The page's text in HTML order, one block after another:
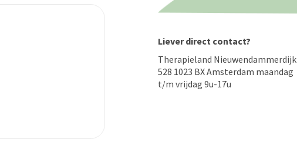
Liever direct contact?
Therapieland Nieuwendammerdijk
528 1023 BX Amsterdam maandag
t/m vrijdag 9u-17u